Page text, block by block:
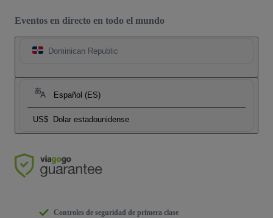
Eventos en directo en todo el mundo
Dominican Republic
Español (ES)
US$ Dolar estadounidense
Controles de seguridad de primera clase